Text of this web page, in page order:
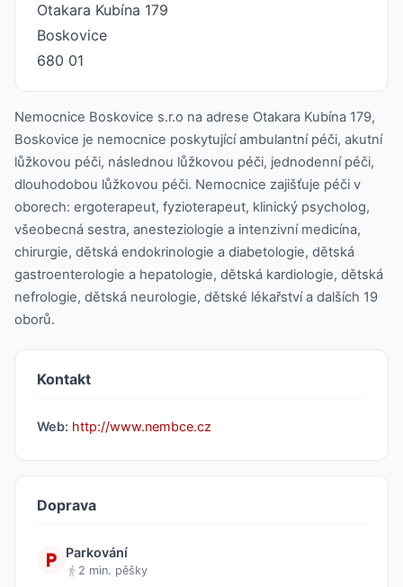
Otakara Kubína 179
Boskovice
680 01
Nemocnice Boskovice s.r.o na adrese Otakara Kubína 179,
Boskovice je nemocnice poskytující ambulantní péči, akutní
lůžkovou péči, následnou lůžkovou péči, jednodenní péči,
dlouhodobou lůžkovou péči. Nemocnice zajišťuje péči v
oborech: ergoterapeut, fyzioterapeut, klinický psycholog,
všeobecná sestra, anesteziologie a intenzivní medicína,
chirurgie, dětská endokrinologie a diabetologie, dětská
gastroenterologie a hepatologie, dětská kardiologie, dětská
nefrologie, dětská neurologie, dětské lékařství a dalších 19
oborů.
Kontakt
Web: http://www.nembce.cz
Doprava
Parkování
2 min. pěšky